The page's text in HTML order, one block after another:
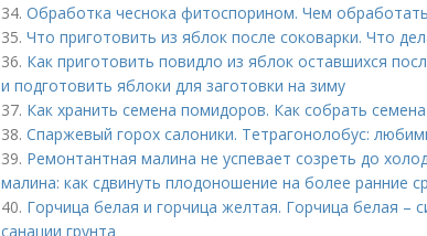
34. Обработка чеснока фитоспорином. Чем
35. Что приготовить из яблок после соковарки. Что
36. Как приготовить повидло из яблок оставшихся
и подготовить яблоки для заготовки на зиму
37. Как хранить семена помидоров. Как собрать
38. Спаржевый горох салоники. Тетрагонолобус:
39. Ремонтантная малина не успевает созреть до
малина: как сдвинуть плодоношение на более ранние
40. Горчица белая и горчица желтая. Горчица белая –
санации грунта